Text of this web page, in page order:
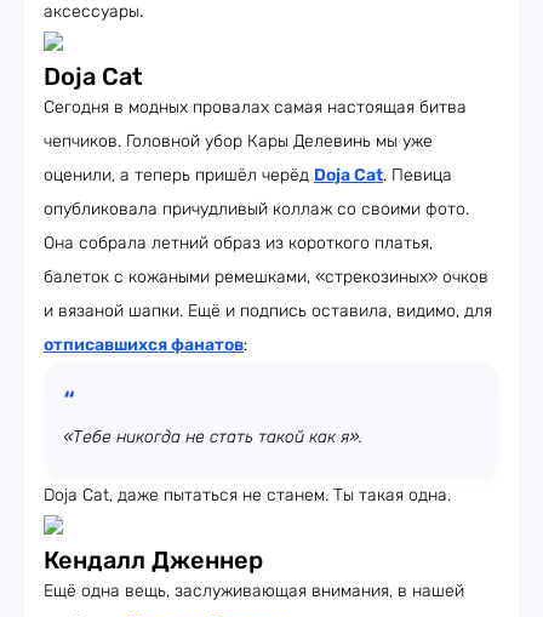
аксессуары.
Doja Cat
Сегодня в модных провалах самая настоящая битва
чепчиков. Головной убор Кары Делевинь мы уже
оценили, а теперь пришёл черёд Doja Cat. Певица
опубликовала причудливый коллаж со своими фото.
Она собрала летний образ из короткого платья,
балеток с кожаными ремешками, «стрекозиных» очков
и вязаной шапки. Ещё и подпись оставила, видимо, для
отписавшихся фанатов:
«Тебе никогда не стать такой как я».
Doja Cat, даже пытаться не станем. Ты такая одна.
Кендалл Дженнер
Ещё одна вещь, заслуживающая внимания, в нашей